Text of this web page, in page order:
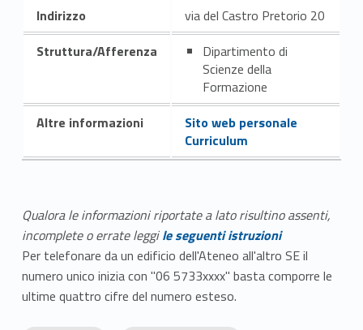
Indirizzo
via del Castro Pretorio 20
Struttura/Afferenza
Dipartimento di
Scienze della
Formazione
Altre informazioni
Sito web personale
Curriculum
Qualora le informazioni riportate a lato risultino assenti,
incomplete o errate leggile seguenti istruzioni
Per telefonare da un edificio dell'Ateneo all'altro SE il
numero unico inizia con "06 5733xxxx" basta comporre le
ultime quattro cifre del numero esteso.